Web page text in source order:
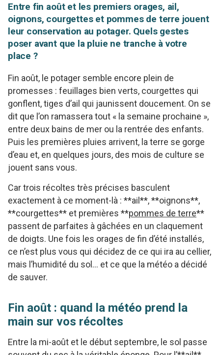
Entre fin août et les premiers orages, ail,
oignons, courgettes et pommes de terre jouent
leur conservation au potager. Quels gestes
poser avant que la pluie ne tranche à votre
place ?
Fin août, le potager semble encore plein de
promesses : feuillages bien verts, courgettes qui
gonflent, tiges d’ail qui jaunissent doucement. On se
dit que l’on ramassera tout « la semaine prochaine »,
entre deux bains de mer ou la rentrée des enfants.
Puis les premières pluies arrivent, la terre se gorge
d’eau et, en quelques jours, des mois de culture se
jouent sans vous.
Car trois récoltes très précises basculent
exactement à ce moment-là : **ail**, **oignons**,
**courgettes** et premières **pommes de terre**
passent de parfaites à gâchées en un claquement
de doigts. Une fois les orages de fin d’été installés,
ce n’est plus vous qui décidez de ce qui ira au cellier,
mais l’humidité du sol… et ce que la météo a décidé
de sauver.
Fin août : quand la météo prend la
main sur vos récoltes
Entre la mi-août et le début septembre, le sol passe